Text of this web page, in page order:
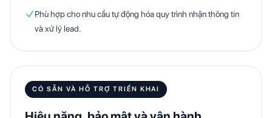
Phù hợp cho nhu cầu tự động hóa quy trình nhận thông tin
và xử lý lead.
CÓ SẴN VÀ HỖ TRỢ TRIỂN KHAI